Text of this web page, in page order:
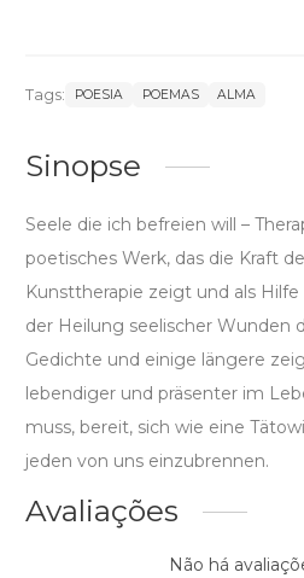
Tags: POESIA POEMAS ALMA
Sinopse
Seele die ich befreien will –
poetisches Werk, das die Kraft
Kunsttherapie zeigt und als
der Heilung seelischer Wunden
Gedichte und einige längere
lebendiger und präsenter im
muss, bereit, sich wie eine
jeden von uns einzubrennen.
Avaliações
Não há